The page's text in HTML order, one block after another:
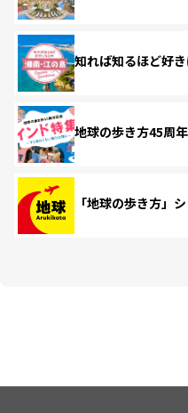
知れば知るほど好
地球の歩き方45周
「地球の歩き方」